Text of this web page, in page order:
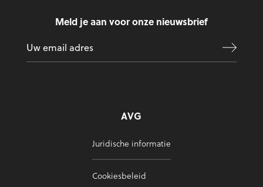
Meld je aan voor onze nieuwsbrief
AVG
Juridische informatie
Cookiesbeleid